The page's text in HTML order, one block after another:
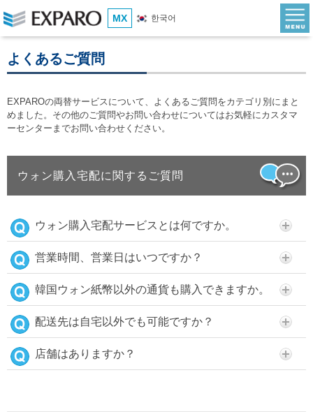
MX 한국어
よくあるご質問
EXPAROの両替サービスについて、よくあるご質問をカテゴリ別にまと
めました。その他のご質問やお問い合わせについてはお気軽にカスタマ
ーセンターまでお問い合わせください。
ウォン購入宅配に関するご質問
ウォン購入宅配サービスとは何ですか。
営業時間、営業日はいつですか？
韓国ウォン紙幣以外の通貨も購入できますか。
配送先は自宅以外でも可能ですか？
店舗はありますか？